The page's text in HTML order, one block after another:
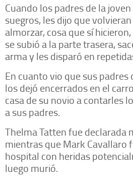
Cuando los padres de la
suegros, les dijo que
almorzar, cosa que sí
se subió a la parte trasera,
arma y les disparó en
En cuanto vio que sus padres
los dejó encerrados en el
casa de su novio a contarles
a sus padres.
Thelma Tatten fue declarada
mientras que Mark Cavallaro
hospital con heridas
luego murió.